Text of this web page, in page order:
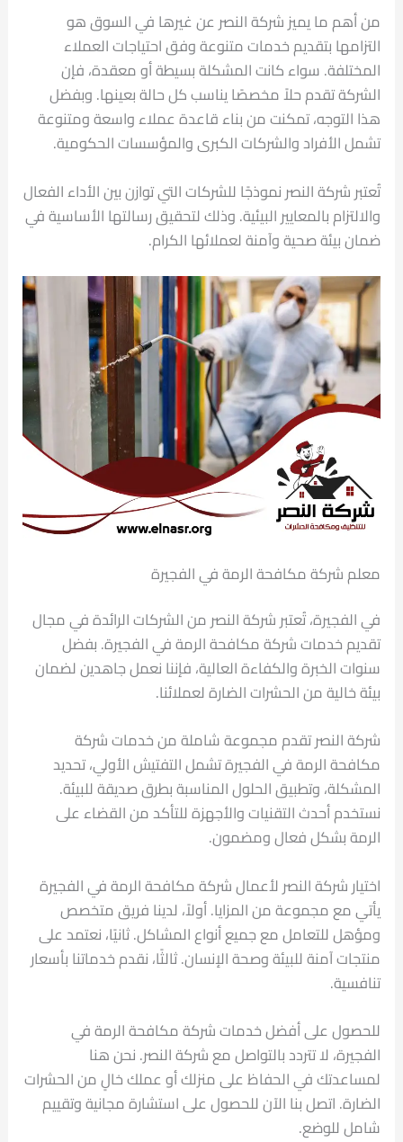
من أهم ما يميز شركة النصر عن غيرها في السوق هو
التزامها بتقديم خدمات متنوعة وفق احتياجات العملاء
المختلفة. سواء كانت المشكلة بسيطة أو معقدة، فإن
الشركة تقدم حلاً مخصصًا يناسب كل حالة بعينها. وبفضل
هذا التوجه، تمكنت من بناء قاعدة عملاء واسعة ومتنوعة
تشمل الأفراد والشركات الكبرى والمؤسسات الحكومية.
تُعتبر شركة النصر نموذجًا للشركات التي توازن بين الأداء الفعال
والالتزام بالمعايير البيئية. وذلك لتحقيق رسالتها الأساسية في
ضمان بيئة صحية وآمنة لعملائها الكرام.
معلم شركة مكافحة الرمة في الفجيرة
في الفجيرة، تُعتبر شركة النصر من الشركات الرائدة في مجال
تقديم خدمات شركة مكافحة الرمة في الفجيرة. بفضل
سنوات الخبرة والكفاءة العالية، فإننا نعمل جاهدين لضمان
بيئة خالية من الحشرات الضارة لعملائنا.
شركة النصر تقدم مجموعة شاملة من خدمات شركة
مكافحة الرمة في الفجيرة تشمل التفتيش الأولي، تحديد
المشكلة، وتطبيق الحلول المناسبة بطرق صديقة للبيئة.
نستخدم أحدث التقنيات والأجهزة للتأكد من القضاء على
الرمة بشكل فعال ومضمون.
اختيار شركة النصر لأعمال شركة مكافحة الرمة في الفجيرة
يأتي مع مجموعة من المزايا. أولاً، لدينا فريق متخصص
ومؤهل للتعامل مع جميع أنواع المشاكل. ثانيًا، نعتمد على
منتجات آمنة للبيئة وصحة الإنسان. ثالثًا، نقدم خدماتنا بأسعار
تنافسية.
للحصول على أفضل خدمات شركة مكافحة الرمة في
الفجيرة، لا تتردد بالتواصل مع شركة النصر. نحن هنا
لمساعدتك في الحفاظ على منزلك أو عملك خالٍ من الحشرات
الضارة. اتصل بنا الآن للحصول على استشارة مجانية وتقييم
شامل للوضع.